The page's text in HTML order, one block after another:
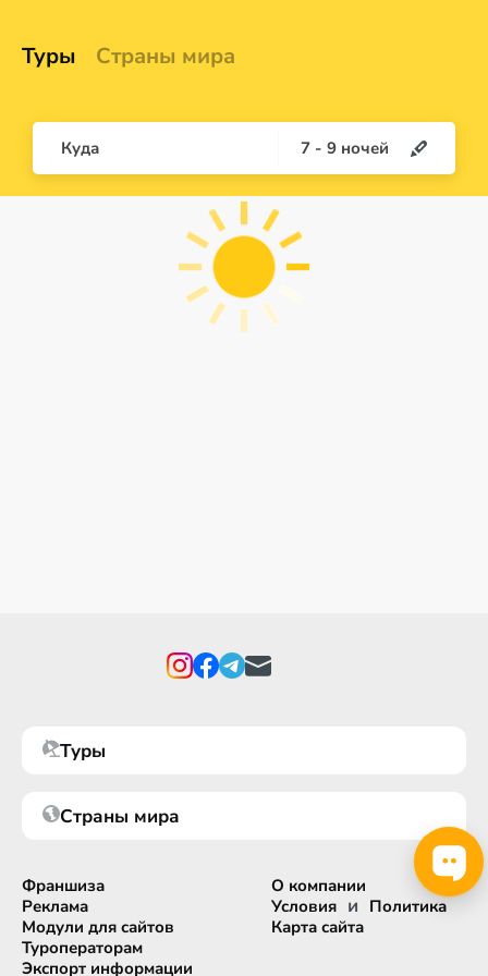
Туры Страны мира
Куда 7 - 9 ночей
Туры
Страны мира
Франшиза
Реклама
Модули для сайтов
Туроператорам
Экспорт информации
О компании
Условия и Политика
Карта сайта